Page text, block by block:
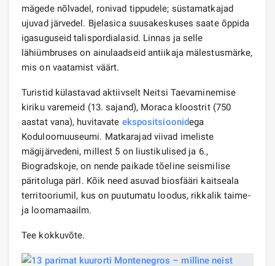
mägede nõlvadel, ronivad tippudele; süstamatkajad
ujuvad järvedel. Bjelasica suusakeskuses saate õppida
igasuguseid talispordialasid. Linnas ja selle
lähiümbruses on ainulaadseid antiikaja mälestusmärke,
mis on vaatamist väärt.
Turistid külastavad aktiivselt Neitsi Taevaminemise
kiriku varemeid (13. sajand), Moraca kloostrit (750
aastat vana), huvitavate ekspositsioonidega
Koduloomuuseumi. Matkarajad viivad imeliste
mägijärvedeni, millest 5 on liustikulised ja 6.,
Biogradskoje, on nende paikade tõeline seismilise
päritoluga pärl. Kõik need asuvad biosfääri kaitseala
territooriumil, kus on puutumatu loodus, rikkalik taime-
ja loomamaailm.
Tee kokkuvõte.